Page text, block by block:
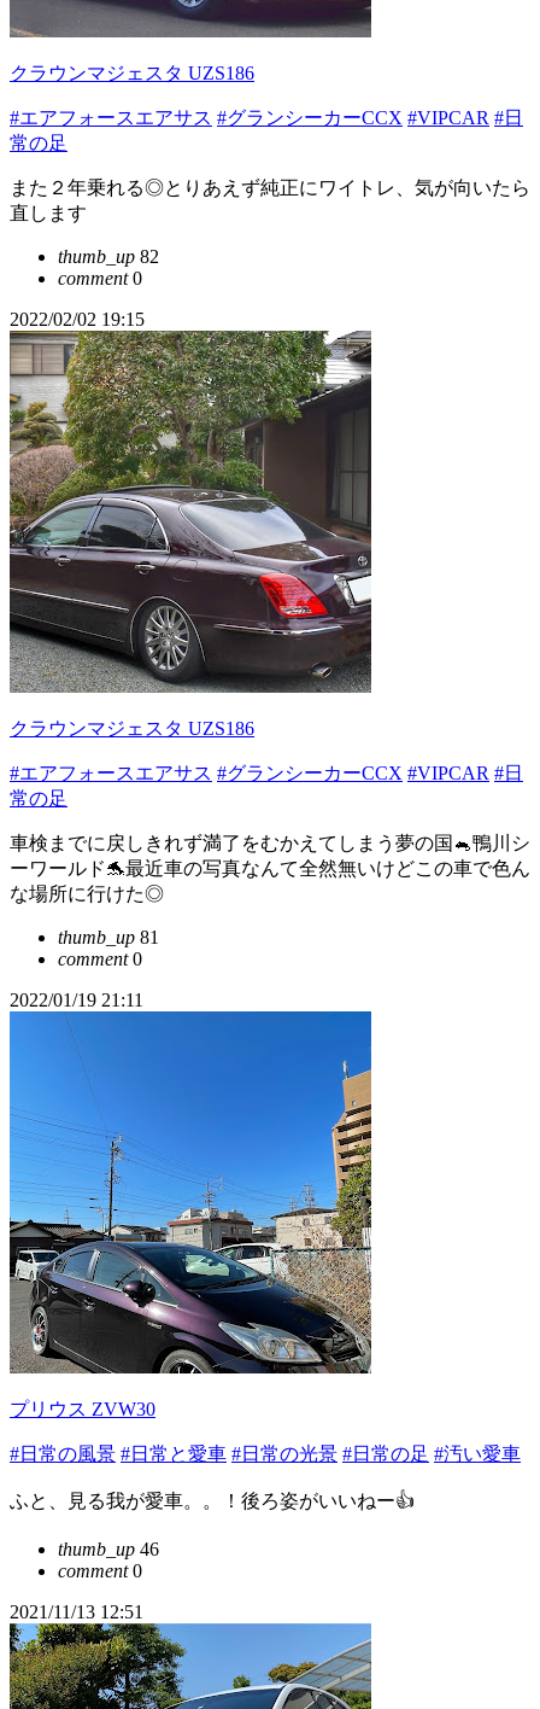
クラウンマジェスタ UZS186
#エアフォースエアサス #グランシーカーCCX #VIPCAR #日
常の足
また２年乗れる◎とりあえず純正にワイトレ、気が向いたら
直します
thumb_up 82
comment0
2022/02/02 19:15
クラウンマジェスタ UZS186
#エアフォースエアサス #グランシーカーCCX #VIPCAR #日
常の足
車検までに戻しきれず満了をむかえてしまう夢の国🐁鴨川シ
ーワールド🐬最近車の写真なんて全然無いけどこの車で色ん
な場所に行けた◎
thumb_up 81
comment0
2022/01/19 21:11
プリウス ZVW30
#日常の風景 #日常と愛車 #日常の光景 #日常の足 #汚い愛車
ふと、見る我が愛車。。！後ろ姿がいいねー👍
thumb_up 46
comment0
2021/11/13 12:51